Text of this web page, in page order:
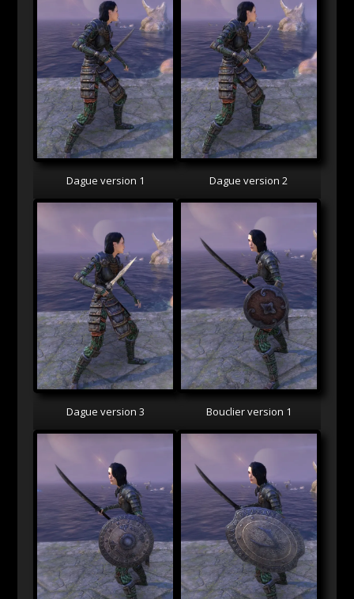
Dague version 1 Dague version 2
Dague version 3 Bouclier version 1